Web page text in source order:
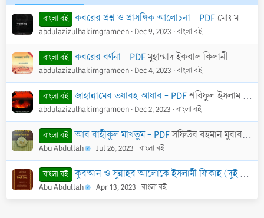
বাংলা বই কবরের প্রশ্ন ও প্রাসঙ্গিক আলোচনা - PDF মোঃ মনিরুজ্জামান বিন আশরাফ আলী
abdulazizulhakimgrameen Dec 9, 2023 বাংলা বই
বাংলা বই কবরের বর্ণনা - PDFমুহাম্মাদ ইকবাল কিলানী
abdulazizulhakimgrameen Dec 4, 2023 বাংলা বই
বাংলা বই জাহান্নামের ভয়াবহ আযাব - PDFশরিফুল ইসলাম বিন যয়নুল আবেদীন
abdulazizulhakimgrameen Dec 2, 2023 বাংলা বই
বাংলা বই আর রাহীকুল মাখতুম - PDFসফিউর রহমান মুবারকপুরী (রহ.)
Abu Abdullah Jul 26, 2023 বাংলা বই
বাংলা বই কুরআন ও সুন্নাহর আলোকে ইসলামী ফিকাহ (দুই খণ্ড একত্রে) - PDF
Abu Abdullah Apr 13, 2023 বাংলা বই